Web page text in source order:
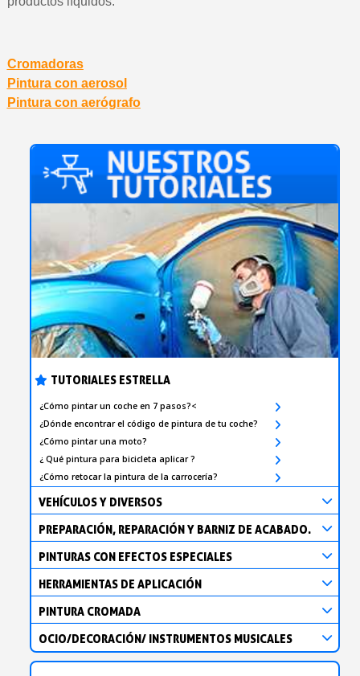
TUTORIALES ESTRELLA
¿Cómo pintar un coche en 7 pasos?<
¿Dónde encontrar el código de pintura de tu coche?
¿Cómo pintar una moto?
¿ Qué pintura para bicicleta aplicar ?
¿Cómo retocar la pintura de la carrocería?
VEHÍCULOS Y DIVERSOS
PREPARACIÓN, REPARACIÓN Y BARNIZ DE ACABADO.
PINTURAS CON EFECTOS ESPECIALES
HERRAMIENTAS DE APLICACIÓN
PINTURA CROMADA
OCIO/DECORACIÓN/ INSTRUMENTOS MUSICALES
Cromadoras
Pintura con aerosol
Pintura con aerógrafo